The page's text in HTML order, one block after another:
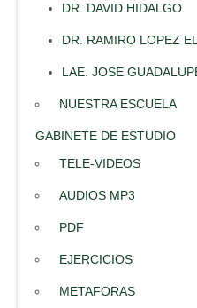
DR. DAVID HIDALGO
DR. RAMIRO LOPEZ
LAE. JOSE
NUESTRA ESCUELA
GABINETE DE ESTUDIO
TELE-VIDEOS
AUDIOS MP3
PDF
EJERCICIOS
METAFORAS